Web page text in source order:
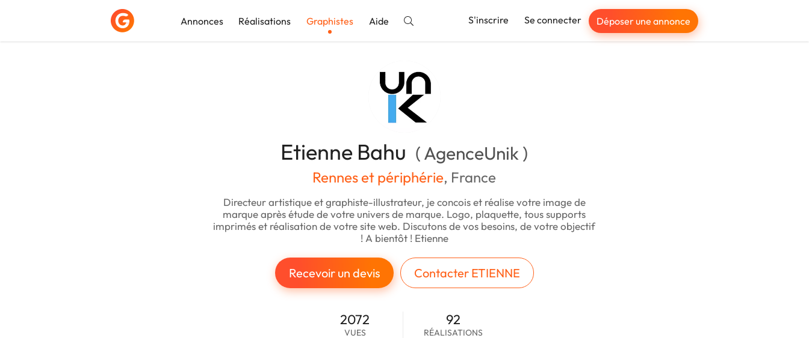
Annonces Réalisations Graphistes Aide S'inscrire Se connecter Déposer une annonce
Etienne Bahu ( AgenceUnik )
Rennes et périphérie, France
Directeur artistique et graphiste-illustrateur, je concois et réalise votre image de
marque après étude de votre univers de marque. Logo, plaquette, tous supports
imprimés et réalisation de votre site web. Discutons de vos besoins, de votre objectif
! A bientôt ! Etienne
Recevoir un devis Contacter ETIENNE
2072
VUES
92
RÉALISATIONS